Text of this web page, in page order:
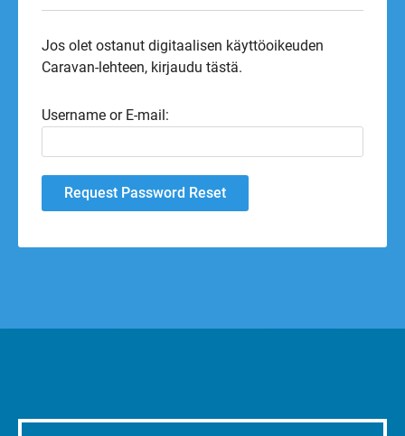
Jos olet ostanut digitaalisen käyttöoikeuden
Caravan-lehteen, kirjaudu tästä.
Username or E-mail: